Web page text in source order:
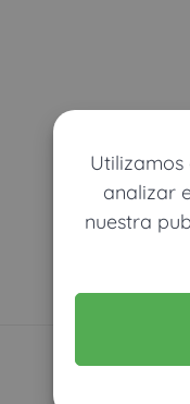
analizar
nuestra